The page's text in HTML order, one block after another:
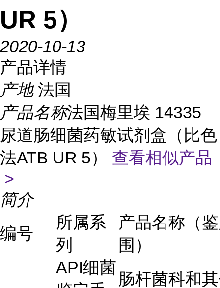
UR 5）
2020-10-13
产品详情
产地 法国
产品名称法国梅里埃 14335
尿道肠细菌药敏试剂盒（比色
法ATB UR 5） 查看相似产品
>
简介
编号
所属系
列
产品名称（
围）
API细菌
肠杆菌科和